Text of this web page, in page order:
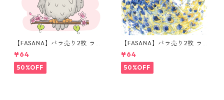
【FASANA】バラ売り2枚 ラン
チサイズ ペーパーナプキン Ca
rtoon Owl ホワイト
¥64
50%OFF
【FASANA】バラ売り2枚 ラン
チサイズ ペーパーナプキン Co
loured Peacock ホワイト
¥64
50%OFF